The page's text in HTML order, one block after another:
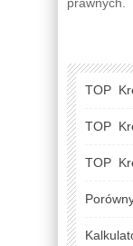
TOP
TOP
TOP